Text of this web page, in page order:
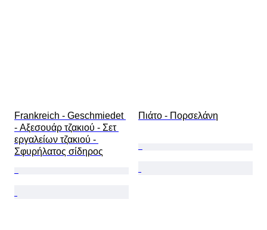
Frankreich - Geschmiedet
- Αξεσουάρ τζακιού - Σετ
εργαλείων τζακιού -
Σφυρήλατος σίδηρος
Πιάτο - Πορσελάνη